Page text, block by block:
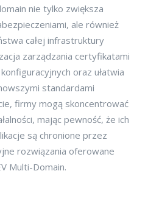
nie tylko zwiększa
ale również
całej infrastruktury
zarządzania certyfikatami
oraz ułatwia
standardami
firmy mogą skoncentrować
mając pewność, że ich
są chronione przez
rozwiązania oferowane
Multi-Domain.